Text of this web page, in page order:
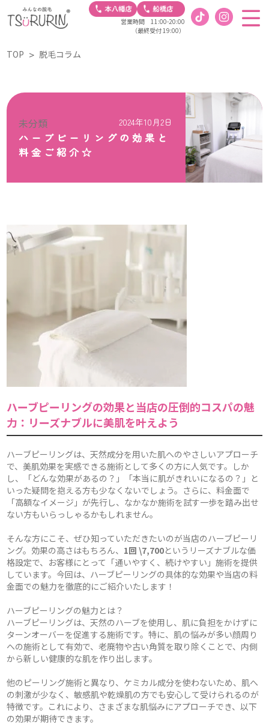
営業時間 11:00-20:00
（最終受付 19:00）
TOP 脱毛コラム
未分類 2024年10月2日
ハーブピーリングの効果と
料金ご紹介☆
ハーブピーリングの効果と当店の圧倒的コスパの魅
力：リーズナブルに美肌を叶えよう
ハーブピーリングは、天然成分を用いた肌へのやさしいアプローチ
で、美肌効果を実感できる施術として多くの方に人気です。しか
し、「どんな効果があるの？」「本当に肌がきれいになるの？」と
いった疑問を抱える方も少なくないでしょう。さらに、料金面で
「高額なイメージ」が先行し、なかなか施術を試す一歩を踏み出せ
ない方もいらっしゃるかもしれません。
そんな方にこそ、ぜひ知っていただきたいのが当店のハーブピーリ
ング。効果の高さはもちろん、 1回 \7,700というリーズナブルな価
格設定で、お客様にとって「通いやすく、続けやすい」施術を提供
しています。今回は、ハーブピーリングの具体的な効果や当店の料
金面での魅力を徹底的にご紹介いたします！
ハーブピーリングの魅力とは？
ハーブピーリングは、天然のハーブを使用し、肌に負担をかけずに
ターンオーバーを促進する施術です。特に、肌の悩みが多い顔周り
への施術として有効で、老廃物や古い角質を取り除くことで、内側
から新しい健康的な肌を作り出します。
他のピーリング施術と異なり、ケミカル成分を使わないため、肌へ
の刺激が少なく、敏感肌や乾燥肌の方でも安心して受けられるのが
特徴です。これにより、さまざまな肌悩みにアプローチでき、以下
の効果が期待できます。